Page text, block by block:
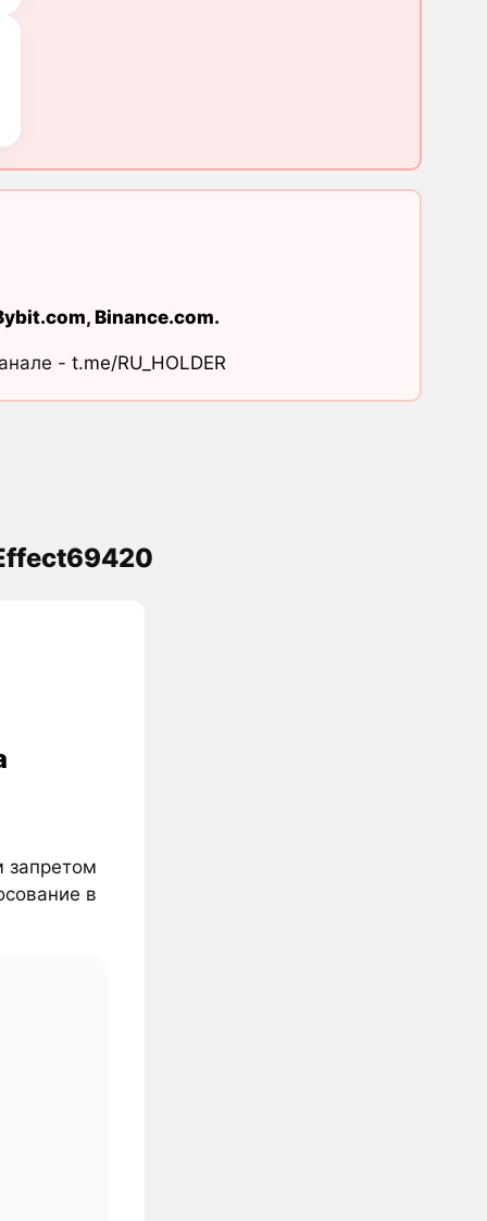
, Binance.com.
- t.me/RU_HOLDER
запретом
в